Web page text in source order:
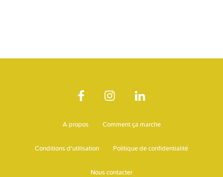
A propos Comment ça marche
Conditions d'utilisation Politique de confidentialité
Nous contacter